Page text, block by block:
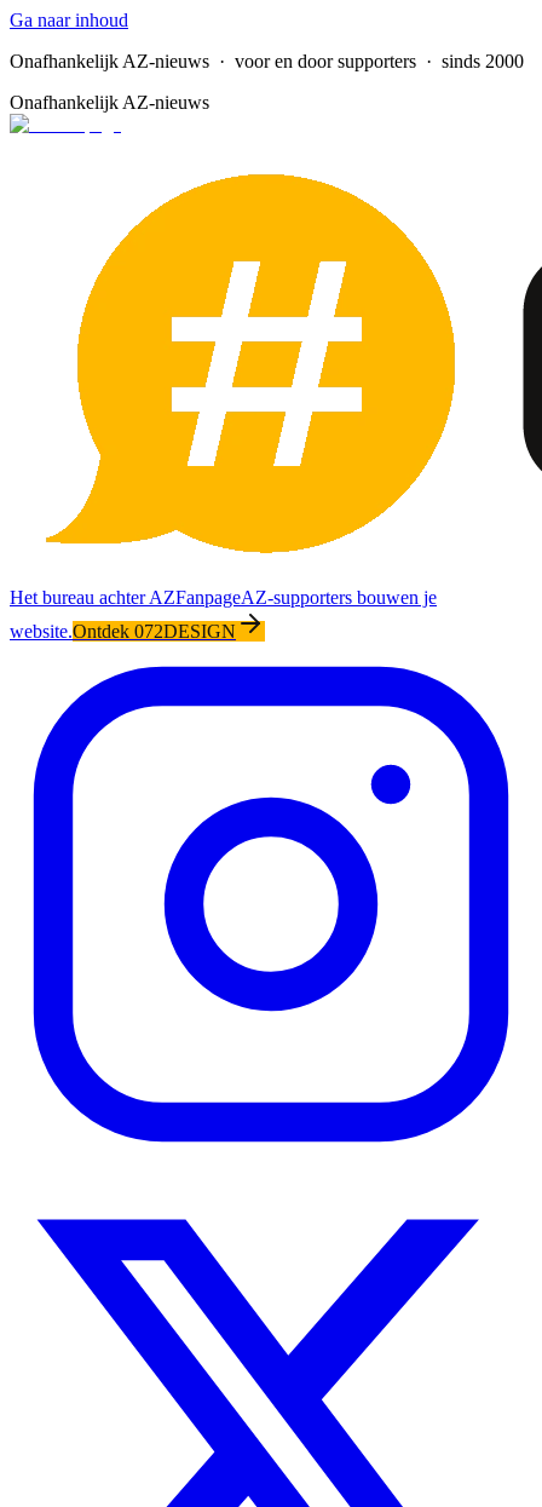
Ga naar inhoud
Onafhankelijk AZ-nieuws · voor en door supporters · sinds 2000
Onafhankelijk AZ-nieuws
Het bureau achter AZFanpageAZ-supporters bouwen je
website.Ontdek 072DESIGN